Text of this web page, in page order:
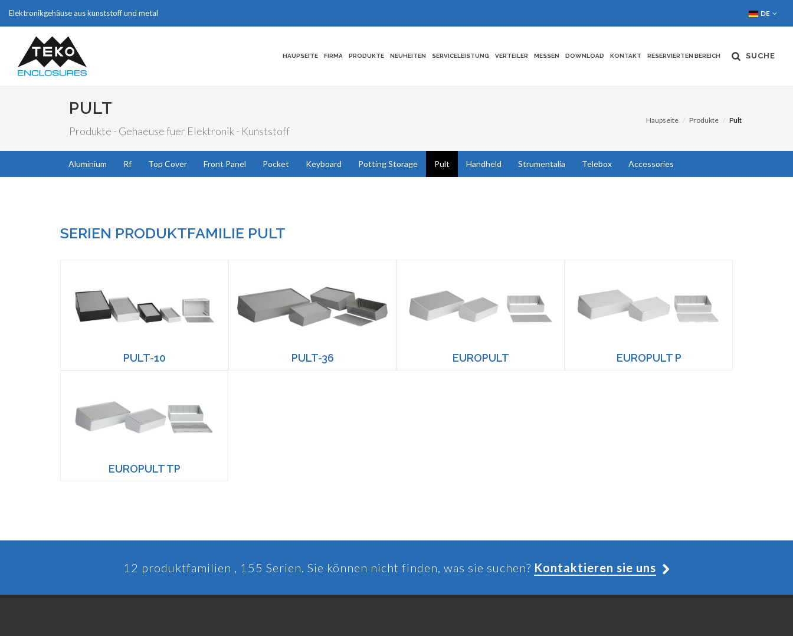
Elektronikgehäuse aus kunststoff und metal DE
HAUPSEITE FIRMA PRODUKTE NEUHEITEN SERVICELEISTUNG VERTEILER MESSEN DOWNLOAD KONTAKT RESERVIERTEN BEREICH SUCHE
PULT
Produkte - Gehaeuse fuer Elektronik - Kunststoff
Haupseite Produkte Pult
Aluminium Rf Top Cover Front Panel Pocket Keyboard Potting Storage Pult Handheld Strumentalia Telebox Accessories
SERIEN PRODUKTFAMILIE PULT
PULT-10 PULT-36 EUROPULT EUROPULT P
EUROPULT TP
12 produktfamilien , 155 Serien. Sie können nicht finden, was sie suchen? Kontaktieren sie uns